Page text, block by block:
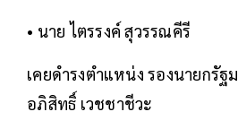
• นาย ไตรรงค์ สุวรรณคีรี
เคยดำรงตำแหน่ง รองนายกรัฐ
อภิสิทธิ์ เวชชาชีวะ